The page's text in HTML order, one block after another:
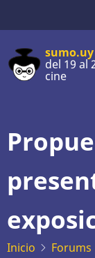
al
contenido
principal
sumo.uy
del 19 al
cine
Inicio Forums